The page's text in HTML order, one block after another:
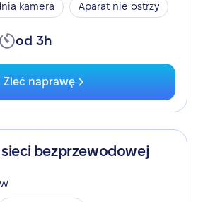
kamera
Aparat nie ostrzy
od 3h
Zleć naprawę
bezprzewodowej